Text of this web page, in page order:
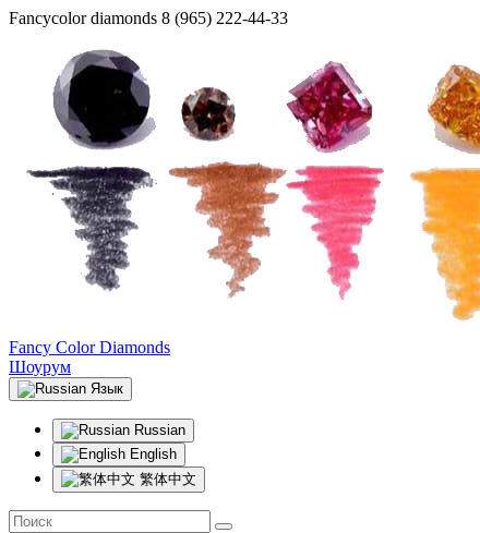
Fancycolor diamonds 8 (965) 222-44-33
Fancy Color Diamonds
Шоурум
Язык
Russian
English
繁体中文